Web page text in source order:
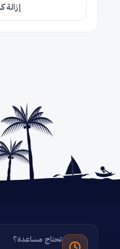
إزالة
تحتاج مساعدة؟